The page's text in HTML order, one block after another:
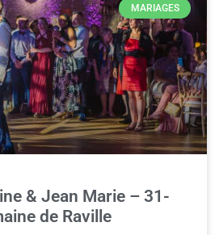
MARIAGES
& Jean Marie – 31-
de Raville